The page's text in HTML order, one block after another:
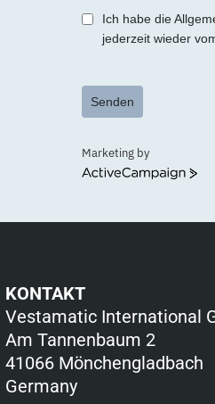
Ich habe die
jederzeit wieder
Senden
Marketing by
ActiveCampaign
KONTAKT
Vestamatic International
Am Tannenbaum 2
41066 Mönchengladbach
Germany